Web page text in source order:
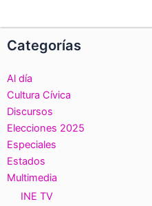
Categorías
Al día
Cultura Cívica
Discursos
Elecciones 2025
Especiales
Estados
Multimedia
INE TV